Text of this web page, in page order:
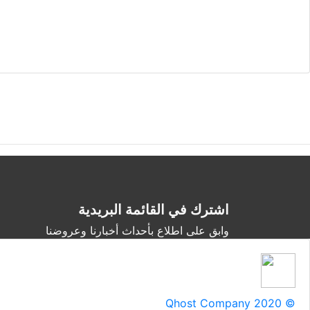
اشترك في القائمة البريدية
وابق على اطلاع بأحداث أخبارنا وعروضنا
Qhost Company 2020 ©